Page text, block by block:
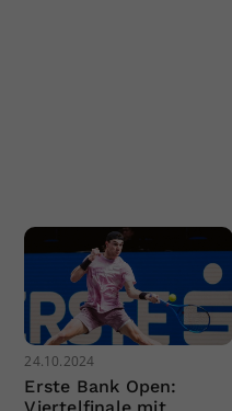
24.10.2024
Erste Bank Open:
Viertelfinale mit